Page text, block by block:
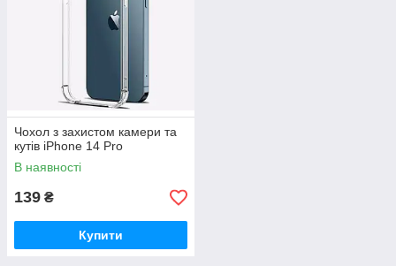
Чохол з захистом камери та
кутів iPhone 14 Pro
В наявності
139 ₴
Купити